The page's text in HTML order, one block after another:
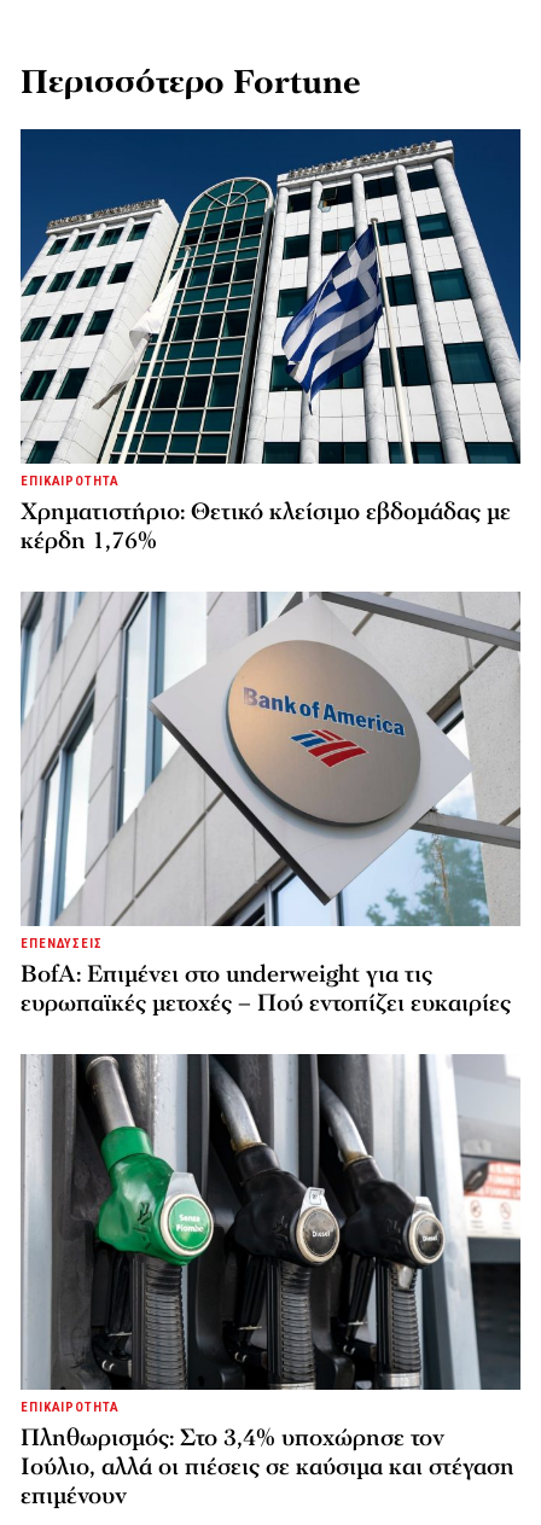
Περισσότερο Fortune
ΕΠΙΚΑΙΡΟΤΗΤΑ
Χρηματιστήριο: Θετικό κλείσιμο εβδομάδας με
κέρδη 1,76%
ΕΠΕΝΔΥΣΕΙΣ
BofA: Επιμένει στο underweight για τις
ευρωπαϊκές μετοχές – Πού εντοπίζει ευκαιρίες
ΕΠΙΚΑΙΡΟΤΗΤΑ
Πληθωρισμός: Στο 3,4% υποχώρησε τον
Ιούλιο, αλλά οι πιέσεις σε καύσιμα και στέγαση
επιμένουν